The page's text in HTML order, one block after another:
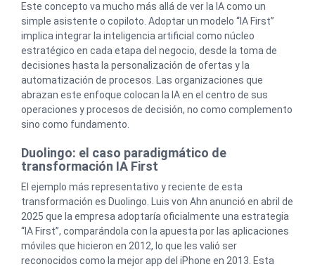
Este concepto va mucho más allá de ver la IA como un
simple asistente o copiloto. Adoptar un modelo “IA First”
implica integrar la inteligencia artificial como núcleo
estratégico en cada etapa del negocio, desde la toma de
decisiones hasta la personalización de ofertas y la
automatización de procesos. Las organizaciones que
abrazan este enfoque colocan la IA en el centro de sus
operaciones y procesos de decisión, no como complemento
sino como fundamento.
Duolingo: el caso paradigmático de
transformación IA First
El ejemplo más representativo y reciente de esta
transformación es Duolingo. Luis von Ahn anunció en abril de
2025 que la empresa adoptaría oficialmente una estrategia
“IA First”, comparándola con la apuesta por las aplicaciones
móviles que hicieron en 2012, lo que les valió ser
reconocidos como la mejor app del iPhone en 2013. Esta